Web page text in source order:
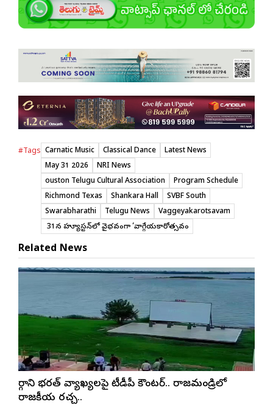
#Tags Carnatic Music Classical Dance
Latest News
May 31 2026
NRI News
ouston Telugu Cultural Association
Program Schedule
Richmond Texas
Shankara Hall
SVBF South
Swarabharathi
Telugu News
Vaggeyakarotsavam
మే 31న హ్యూస్టన్‌లో వైభవంగా ‘వాగ్గేయకారోత్సవం
Related News
మార్గాని భరత్ వ్యాఖ్యలపై టీడీపీ కౌంటర్.. రాజమండ్రిలో
రాజకీయ రచ్చ..